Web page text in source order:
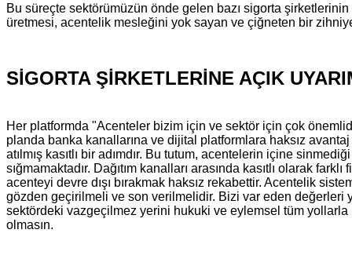
Bu süreçte sektörümüzün önde gelen bazı sigorta
üretmesi, acentelik mesleğini yok sayan ve çiğneten bir
SİGORTA ŞİRKETLERİNE AÇIK
Her platformda "Acenteler bizim için ve sektör için çok
planda banka kanallarına ve dijital platformlara haksız
atılmış kasıtlı bir adımdır. Bu tutum, acentelerin içine
sığmamaktadır. Dağıtım kanalları arasında kasıtlı olarak
acenteyi devre dışı bırakmak haksız rekabettir. Acentelik
gözden geçirilmeli ve son verilmelidir. Bizi var eden değerleri
sektördeki vazgeçilmez yerini hukuki ve eylemsel tüm yollarla
olmasın.